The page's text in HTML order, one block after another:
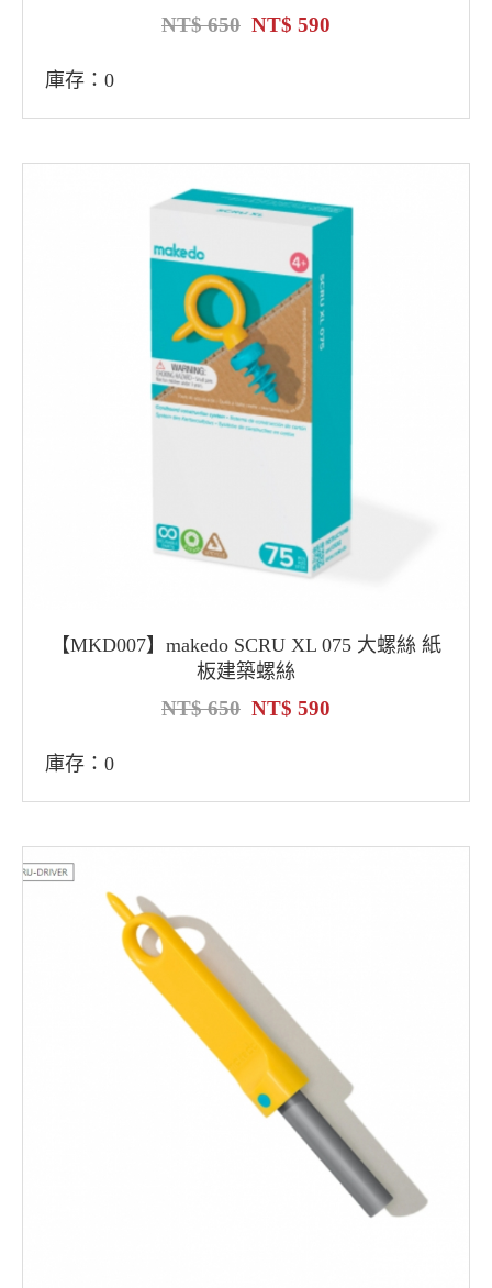
650 590
庫存：0
【MKD007】makedo SCRU XL 075 大螺絲 紙
板建築螺絲
650 590
庫存：0